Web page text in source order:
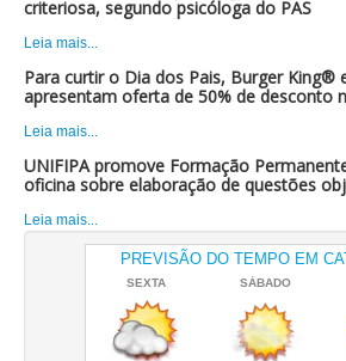
criteriosa, segundo psicóloga do PAS
Leia mais...
Para curtir o Dia dos Pais, Burger King®
apresentam oferta de 50% de desconto
Leia mais...
UNIFIPA promove Formação
oficina sobre elaboração de questões
Leia mais...